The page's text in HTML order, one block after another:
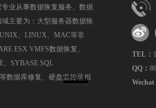
业从事数据恢复服务、数据
主要为：大型服务器数据恢
、LINUX、MAC等非
ESX VMFS数据恢复、
、SYBASE SQL
数据库修复、硬盘监控录相
MORE
TEL：
QQ：
Wechat